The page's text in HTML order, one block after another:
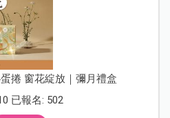
蛋捲 窗花綻放｜彌月禮盒
已報名: 502